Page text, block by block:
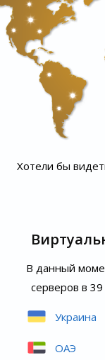
Хотели бы
В данный
серверов в
Украина
ОАЭ